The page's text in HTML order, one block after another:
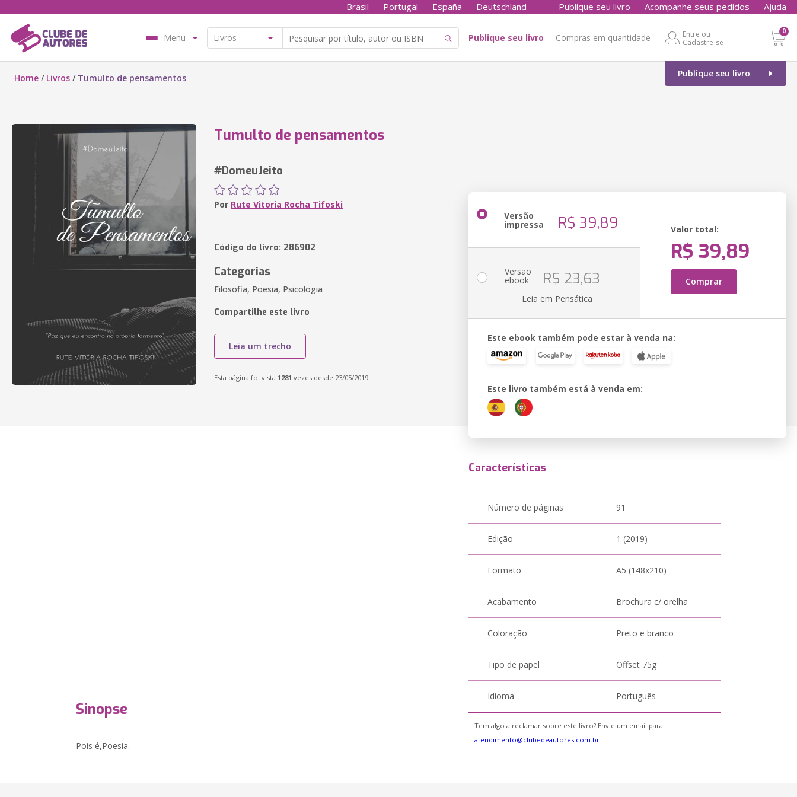
Brasil Portugal España Deutschland - Publique seu livro Acompanhe seus pedidos Ajuda
Menu Publique seu livro Compras em quantidade
Entre ou
Cadastre-se
0
Publique seu livro
Home / Livros / Tumulto de pensamentos
Tumulto de pensamentos
#DomeuJeito
Por Rute Vitoria Rocha Tifoski
Código do livro: 286902
Categorias
Filosofia, Poesia, Psicologia
Compartilhe este livro
Leia um trecho
Esta página foi vista 1281 vezes desde 23/05/2019
Versão
impressa R$ 39,89 Valor total:
R$ 39,89
Comprar
Versão
ebook R$ 23,63
Leia em Pensática
Este ebook também pode estar à venda na:
Este livro também está à venda em:
Sinopse
Pois é,Poesia.
Características
Número de páginas 91
Edição 1 (2019)
Formato A5 (148x210)
Acabamento Brochura c/ orelha
Coloração Preto e branco
Tipo de papel Offset 75g
Idioma Português
Tem algo a reclamar sobre este livro? Envie um email para
atendimento@clubedeautores.com.br